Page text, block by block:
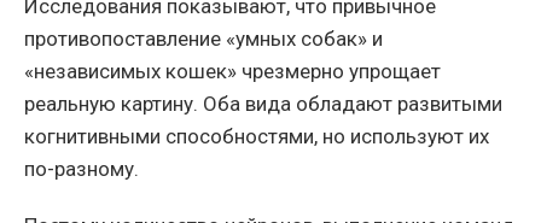
Исследования показывают, что привычное
противопоставление «умных собак» и
«независимых кошек» чрезмерно упрощает
реальную картину. Оба вида обладают развитыми
когнитивными способностями, но используют их
по-разному.